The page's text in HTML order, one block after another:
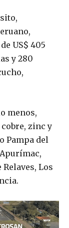
US$ 405
y 280
menos,
zinc y
Pampa del
Los